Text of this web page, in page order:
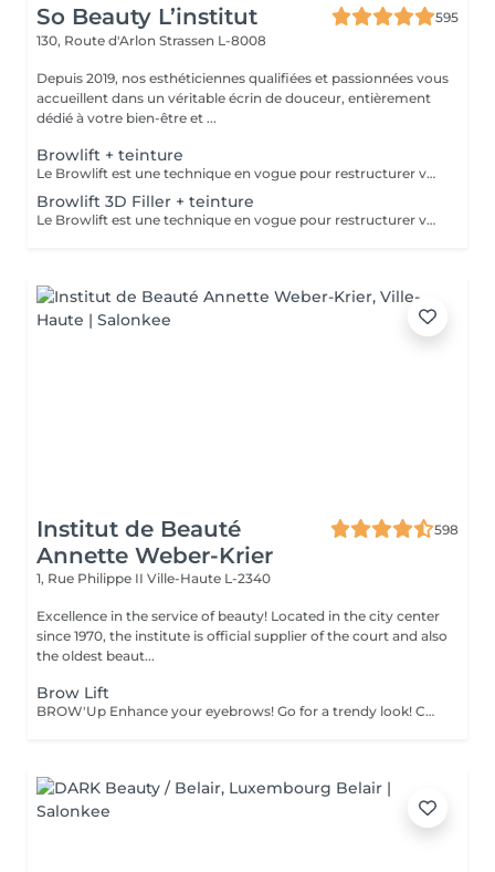
So Beauty L’institut
595
130, Route d'Arlon Strassen L-8008
Depuis 2019, nos esthéticiennes qualifiées et passionnées vous
accueillent dans un véritable écrin de douceur, entièrement
dédié à votre bien-être et ...
Browlift + teinture
Le Browlift est une technique en vogue pour restructurer vos sourcils qui permet de les épaissir et les rehausser tout en fixant leur mouvement pour un résultat qui dure environ 6 semaines. Ils paraissent plus fournis et volumineux,la teinture va accentuer la forme et intensifier la couleur. Le Browlift ouvre votre regard et le met en valeur.
Browlift 3D Filler + teinture
Le Browlift est une technique en vogue pour restructurer vos sourcils qui permet de les épaissir et les rehausser tout en fixant leur mouvement pour un résultat qui dure environ 6 semaines. Ils paraissent plus fournis et volumineux et la teinture va accentuer la forme et intensifier la couleur. Le Browlift ouvre votre regard et le met en valeur. Le soin 3D Filler est un soin naturel qui va agir sur la structure du poil et ainsi favoriser la croissance et le nourrir en profondeur.
Institut de Beauté
Annette Weber-Krier
598
1, Rue Philippe II Ville-Haute L-2340
Excellence in the service of beauty! Located in the city center
since 1970, the institute is official supplier of the court and also
the oldest beaut...
Brow Lift
BROW'Up Enhance your eyebrows! Go for a trendy look! Check out this latest trend! The principle consists in modifying the movement of your hairs in a lasting way (+/- 6 weeks) by raising them upwards and / or in their natural movement. Why ? The eyebrow will be more open, denser, it will open the eyes considerably. Widely used by the greatest make-up artists, styling the eyebrow upwards has a real impact on the eyes, which appear to be lifted, enhanced. Also widely used in Latin America and Asia, as the hairs tend to fall down. This technique allows them to be disciplined to obtain a harmonious line. Very useful also for eyebrows which curl, which take bad folds, or which are too long. The goal is to tack them in the most optimal direction. Gentlemen, this technique may also be suitable for you to discipline eyebrow volumes! Sublime marriage with 3D / HD Brow dye